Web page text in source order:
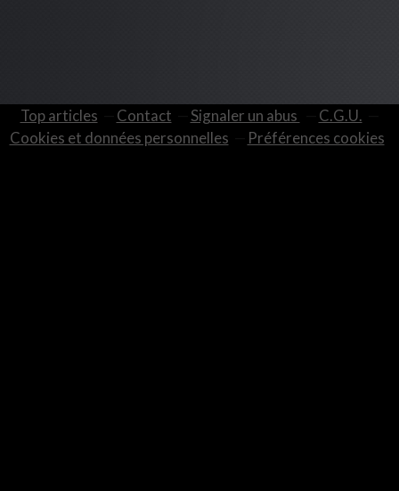
Top articles Contact Signaler un abus
C.G.U.
Cookies et données personnelles
Préférences cookies